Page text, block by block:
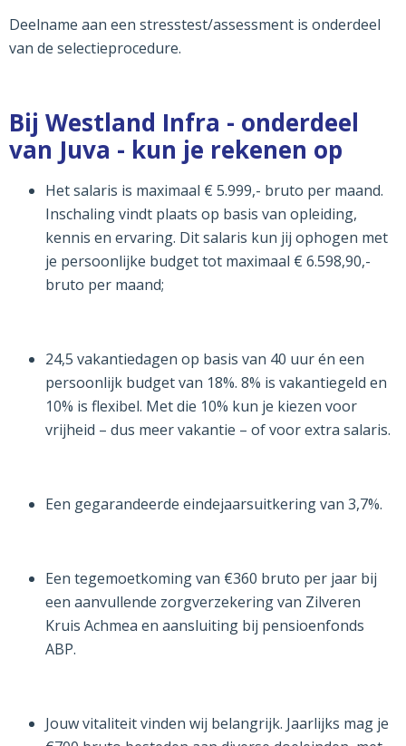
Deelname aan een stresstest/assessment is onderdeel
van de selectieprocedure.
Bij Westland Infra - onderdeel
van Juva - kun je rekenen op
Het salaris is maximaal € 5.999,- bruto per maand.
Inschaling vindt plaats op basis van opleiding,
kennis en ervaring. Dit salaris kun jij ophogen met
je persoonlijke budget tot maximaal € 6.598,90,-
bruto per maand;
24,5 vakantiedagen op basis van 40 uur én een
persoonlijk budget van 18%. 8% is vakantiegeld en
10% is flexibel. Met die 10% kun je kiezen voor
vrijheid – dus meer vakantie – of voor extra salaris.
Een gegarandeerde eindejaarsuitkering van 3,7%.
Een tegemoetkoming van €360 bruto per jaar bij
een aanvullende zorgverzekering van Zilveren
Kruis Achmea en aansluiting bij pensioenfonds
ABP.
Jouw vitaliteit vinden wij belangrijk. Jaarlijks mag je